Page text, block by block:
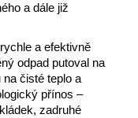
a dále již
a efektivně
odpad putoval na
čisté teplo a
přínos –
zadruhé